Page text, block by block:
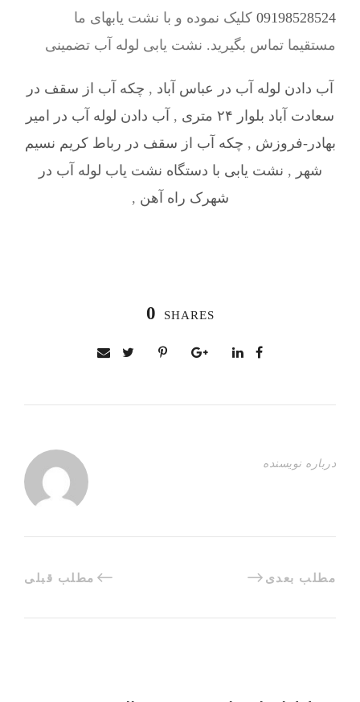
09198528524 کلیک نموده و با نشت یابهای ما
مستقیما تماس بگیرید. نشت یابی لوله آب تضمینی
آب دادن لوله آب در عباس آباد , چکه آب از سقف در
سعادت آباد بلوار ۲۴ متری
, آب دادن لوله آب در امیر
بهادر-فروزش , چکه آب از سقف در رباط کریم نسیم
شهر , نشت یابی با دستگاه نشت یاب لوله آب در
شهرک راه آهن ,
0 SHARES
درباره نویسنده
مطلب قبلی مطلب بعدی